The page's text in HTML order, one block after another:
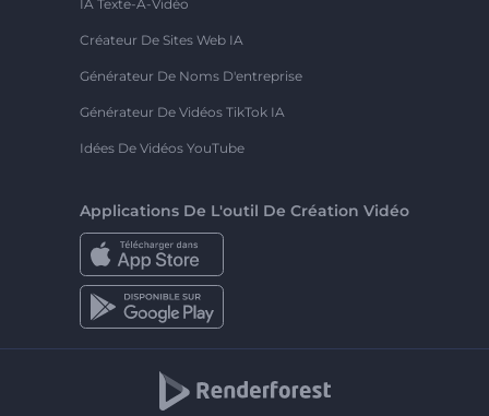
IA Texte-À-Vidéo
Créateur De Sites Web IA
Générateur De Noms D'entreprise
Générateur De Vidéos TikTok IA
Idées De Vidéos YouTube
Applications De L'outil De Création Vidéo